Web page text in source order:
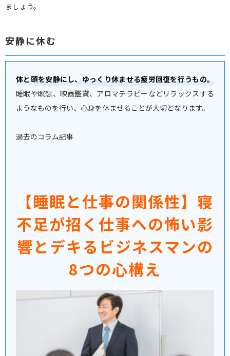
ましょう。
安静に休む
体と頭を安静にし、ゆっくり休ませる疲労回復を行うもの。
睡眠や瞑想、映画鑑賞、アロマテラピーなどリラックスする
ようなものを行い、心身を休ませることが大切となります。
過去のコラム記事
【睡眠と仕事の関係性】寝
不足が招く仕事への怖い影
響とデキるビジネスマンの
8つの心構え